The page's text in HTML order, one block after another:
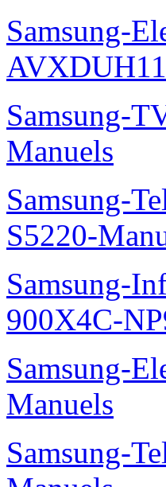
Samsung-
Samsung-
Manuels
Samsung-
S5220-
Samsung-
900X4C-
Samsung-
Manuels
Samsung-